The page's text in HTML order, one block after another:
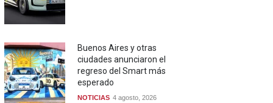
Buenos Aires y otras
ciudades anunciaron el
regreso del Smart más
esperado
NOTICIAS 4 agosto, 2026